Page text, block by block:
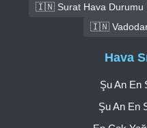
🇮🇳 Surat Hava Durumu
🇮🇳
Hava
Şu An En
Şu An En